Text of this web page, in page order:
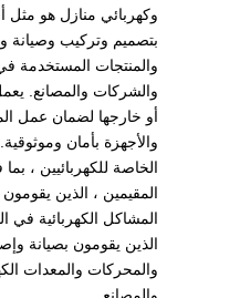
وكهربائي منازل هو مثل
بتصميم وتركيب وصيانة
والمنتجات المستخدمة
والشركات والمصانع.
أو خارجها لضمان عمل
والأجهزة بأمان
الخاصة للكهربائيين ،
المقيمين ، الذين
المشاكل الكهربائية في
الذين يقومون بصيانة
والمحركات والمعدات